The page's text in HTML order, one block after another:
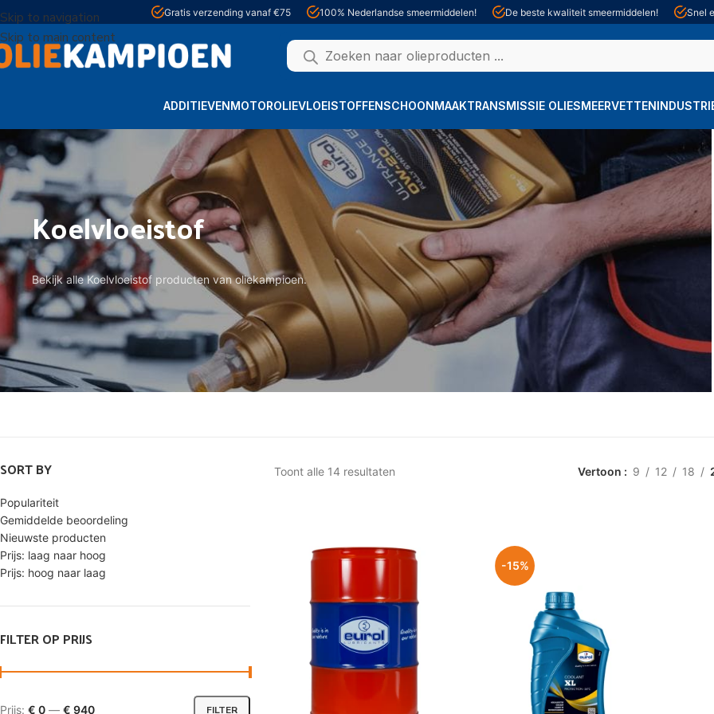
Skip to navigation
Skip to main content
Gratis verzending vanaf €75 100% Nederlandse smeermiddelen! De beste kwaliteit smeermiddelen! Snel
ADDITIEVENMOTOROLIEVLOEISTOFFENSCHOONMAAKTRANSMISSIE OLIESMEERVETTEN
Koelvloeistof
Bekijk alle Koelvloeistof producten van oliekampioen.
SORT BY
Populariteit
Gemiddelde beoordeling
Nieuwste producten
Prijs: laag naar hoog
Prijs: hoog naar laag
FILTER OP PRIJS
FILTER
Prijs: € 0 — € 940
Toont alle 14 resultaten Vertoon 9 12 18
-15%